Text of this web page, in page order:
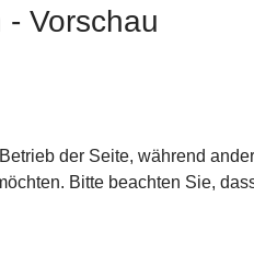
Vorschau
der Seite, während
Bitte beachten Sie,